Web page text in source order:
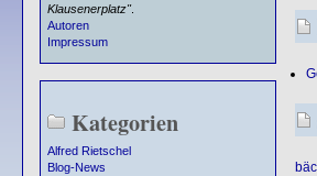
Klausenerplatz".
Autoren
Impressum
Kategorien
Alfred Rietschel
Blog-News